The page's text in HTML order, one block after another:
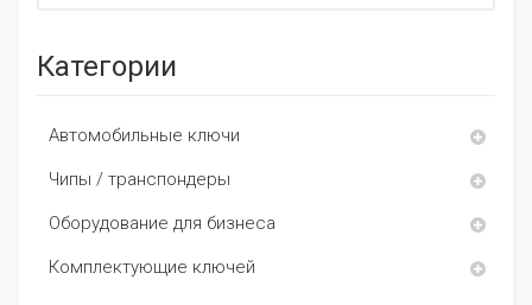
Категории
Автомобильные ключи
Чипы / транспондеры
Оборудование для бизнеса
Комплектующие ключей